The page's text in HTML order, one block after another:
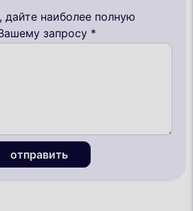
наиболее полную
запросу *
отправить